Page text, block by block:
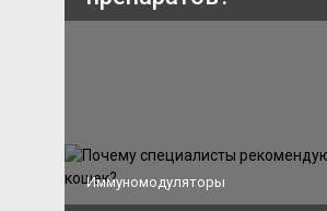
Иммуномодуляторы